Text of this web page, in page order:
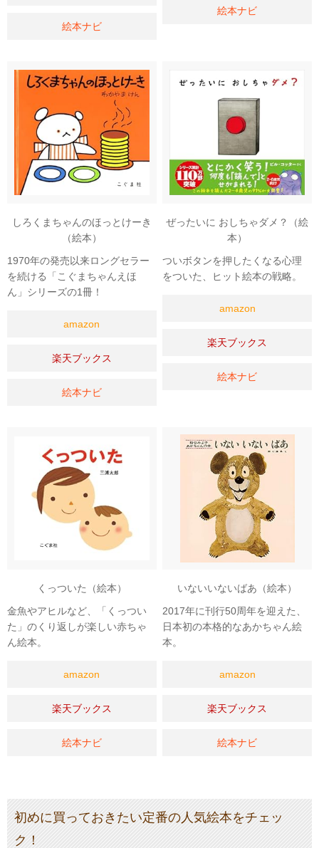
絵本ナビ
絵本ナビ
しろくまちゃんのほっとけーき
（絵本）
1970年の発売以来ロングセラー
を続ける「こぐまちゃんえほ
ん」シリーズの1冊！
amazon
楽天ブックス
絵本ナビ
ぜったいに おしちゃダメ？（絵
本）
ついボタンを押したくなる心理
をついた、ヒット絵本の戦略。
amazon
楽天ブックス
絵本ナビ
くっついた（絵本）
金魚やアヒルなど、「くっつい
た」のくり返しが楽しい赤ちゃ
ん絵本。
amazon
楽天ブックス
絵本ナビ
いないいないばあ（絵本）
2017年に刊行50周年を迎えた、
日本初の本格的なあかちゃん絵
本。
amazon
楽天ブックス
絵本ナビ
初めに買っておきたい定番の人気絵本をチェッ
ク！